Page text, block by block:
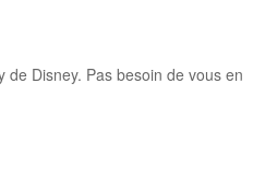
Disney. Pas besoin de vous en